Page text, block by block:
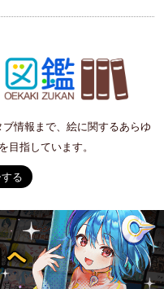
情報まで、絵に関するあらゆ
目指しています。